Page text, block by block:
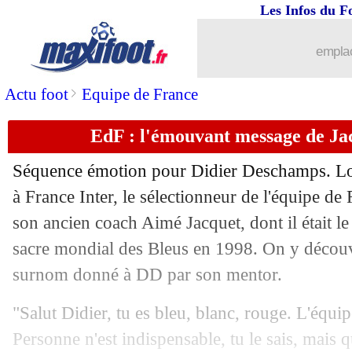
Actu foot> Equipe de France
Les Infos du
EdF : l'émouvant message de
Séquence émotion pour Didier Deschamps.
à France Inter, le sélectionneur de l'équipe de
son ancien coach Aimé Jacquet, dont il était
sacre mondial des Bleus en 1998. On y
surnom donné à DD par son mentor.
"Salut Didier, tu es bleu, blanc, rouge.
Personne n'est indispensable, tu le sais, mais
: direction l'Ajax pour Ceballos ?
03/06 Chelsea: prix fixé pour Enzo
03/06 Inter: le remplaçant de Dumfries
Lens: Videira pour remplacer Sage ?
03/06 Nantes: Deschamps peiné par la
03/06 Leipzig: Diomandé assume ses
03/06 Norvège: Sørloth sent "un bon
03/06 Chelsea: porte ouverte pour